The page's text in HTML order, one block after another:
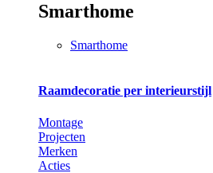
Smarthome
Smarthome
Raamdecoratie per interieurstijl
Montage
Projecten
Merken
Acties